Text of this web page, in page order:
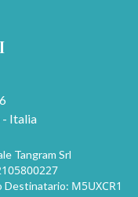
- Italia
Tangram Srl
Destinatario: M5UXCR1